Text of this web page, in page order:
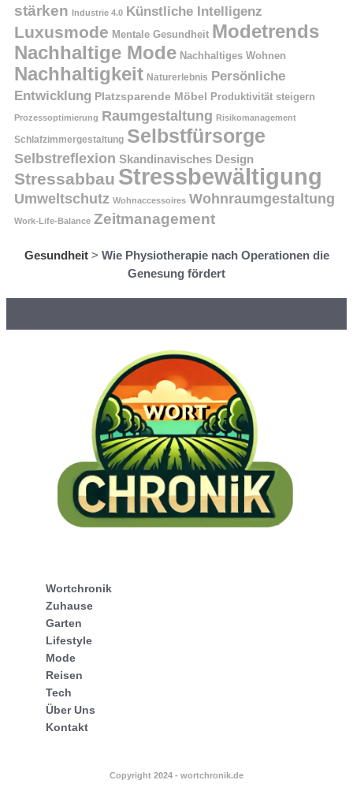
stärken Industrie 4.0 Künstliche Intelligenz
Luxusmode Mentale Gesundheit Modetrends
Nachhaltige Mode Nachhaltiges Wohnen
Nachhaltigkeit Naturerlebnis Persönliche
Entwicklung Platzsparende Möbel Produktivität steigern
Prozessoptimierung Raumgestaltung Risikomanagement
Schlafzimmergestaltung Selbstfürsorge
Selbstreflexion Skandinavisches Design
Stressabbau Stressbewältigung
Umweltschutz Wohnaccessoires Wohnraumgestaltung
Work-Life-Balance Zeitmanagement
Gesundheit> Wie Physiotherapie nach Operationen die
Genesung fördert
Wortchronik
Zuhause
Garten
Lifestyle
Mode
Reisen
Tech
Über Uns
Kontakt
Copyright 2024 - wortchronik.de